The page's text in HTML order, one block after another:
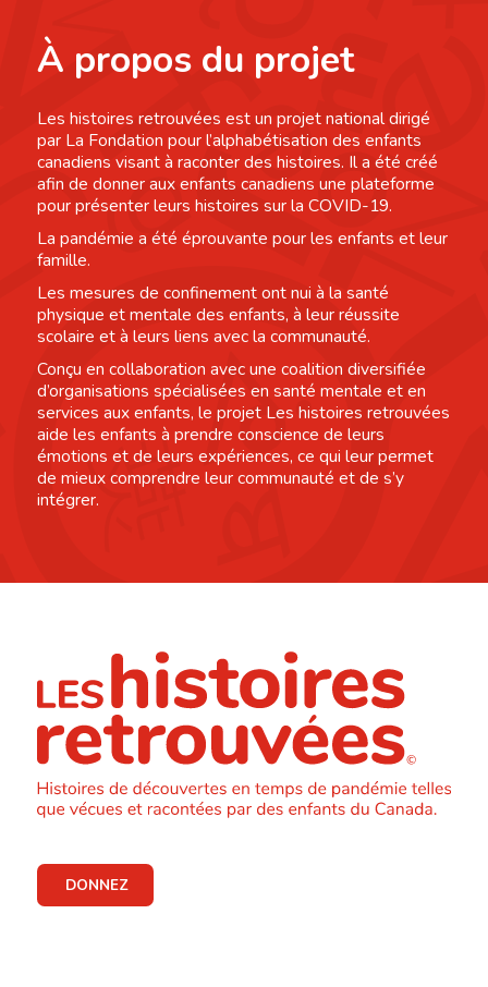
À propos du projet
Les histoires retrouvées est un projet national dirigé
par La Fondation pour l’alphabétisation des enfants
canadiens visant à raconter des histoires. Il a été créé
afin de donner aux enfants canadiens une plateforme
pour présenter leurs histoires sur la COVID-19.
La pandémie a été éprouvante pour les enfants et leur
famille.
Les mesures de confinement ont nui à la santé
physique et mentale des enfants, à leur réussite
scolaire et à leurs liens avec la communauté.
Conçu en collaboration avec une coalition diversifiée
d’organisations spécialisées en santé mentale et en
services aux enfants, le projet Les histoires retrouvées
aide les enfants à prendre conscience de leurs
émotions et de leurs expériences, ce qui leur permet
de mieux comprendre leur communauté et de s’y
intégrer.
DONNEZ